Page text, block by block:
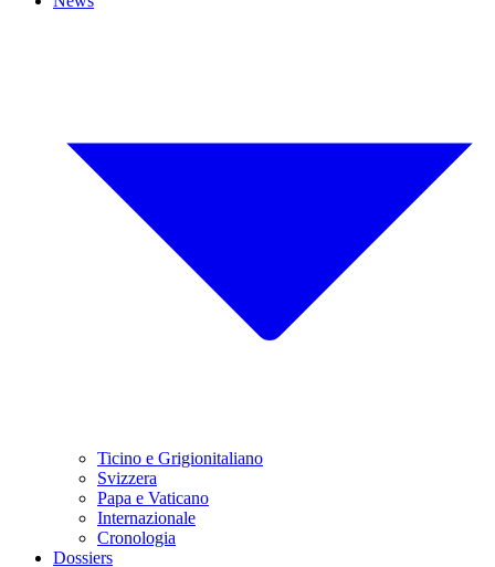
Ticino e Grigionitaliano
Svizzera
Papa e Vaticano
Internazionale
Cronologia
Dossiers